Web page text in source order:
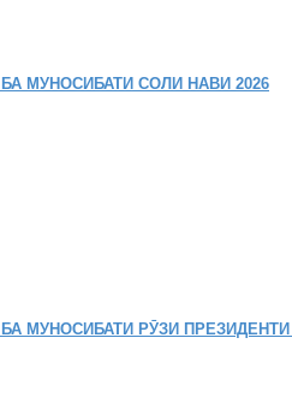
МУНОСИБАТИ СОЛИ НАВИ 2026
МУНОСИБАТИ РӮЗИ